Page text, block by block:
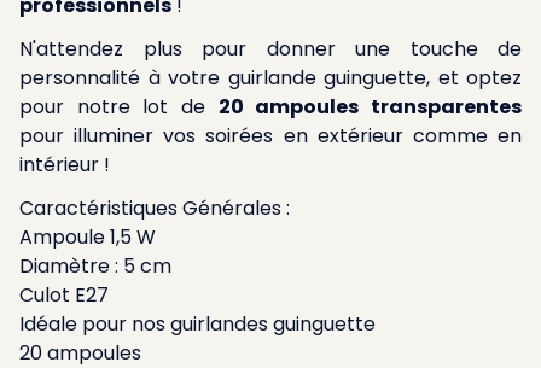
N'attendez plus pour donner une touche de
personnalité à votre guirlande guinguette, et optez
pour notre lot de 20 ampoules transparentes
pour illuminer vos soirées en extérieur comme en
intérieur !
Caractéristiques Générales :
Ampoule 1,5 W
Diamètre : 5 cm
Culot E27
Idéale pour nos guirlandes guinguette
20 ampoules